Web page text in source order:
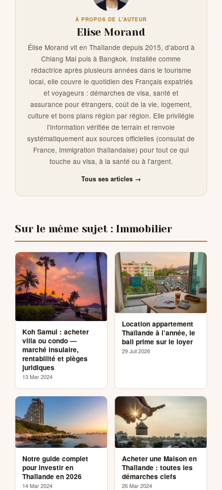
À PROPOS DE L'AUTEUR
Elise Morand
Élise Morand vit en Thaïlande depuis 2015, d'abord à
Chiang Mai puis à Bangkok. Installée comme
rédactrice après plusieurs années dans le tourisme
local, elle couvre le quotidien des Français expatriés
et voyageurs : démarches de visa, santé et
assurance pour étrangers, coût de la vie, logement,
culture et bons plans région par région. Elle privilégie
l'information vérifiée de terrain et renvoie
systématiquement aux sources officielles (consulat de
France, Immigration thaïlandaise) pour tout ce qui
touche au visa, à la santé ou à l'argent.
Tous ses articles →
Sur le même sujet : Immobilier
Koh Samui : acheter
villa ou condo —
marché insulaire,
rentabilité et pièges
juridiques
13 Mar 2024
Location appartement
Thaïlande à l’année, le
bail prime sur le loyer
29 Juil 2026
Notre guide complet
pour investir en
Thaïlande en 2026
14 Mar 2024
Acheter une Maison en
Thaïlande : toutes les
démarches clefs
26 Mar 2024